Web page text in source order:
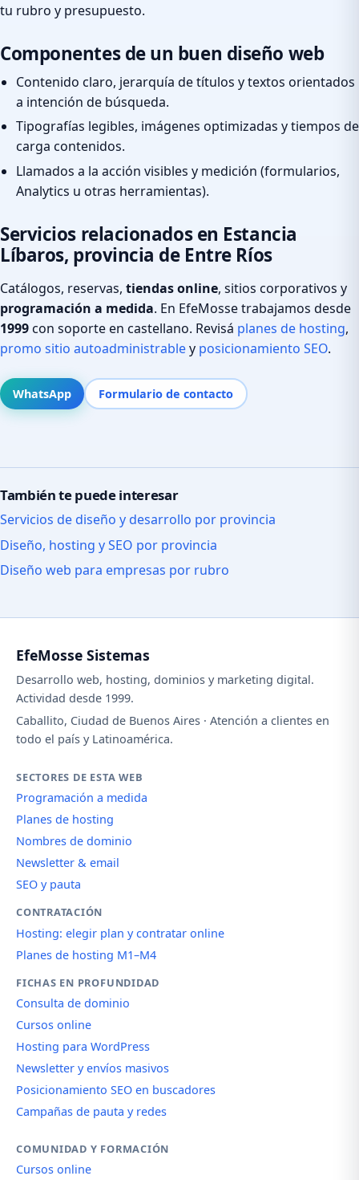
tu rubro y presupuesto.
Componentes de un buen diseño web
Contenido claro, jerarquía de títulos y textos orientados
a intención de búsqueda.
Tipografías legibles, imágenes optimizadas y tiempos de
carga contenidos.
Llamados a la acción visibles y medición (formularios,
Analytics u otras herramientas).
Servicios relacionados en Estancia
Líbaros, provincia de Entre Ríos
Catálogos, reservas, tiendas online, sitios corporativos y
programación a medida. En EfeMosse trabajamos desde
1999con soporte en castellano. Revisá planes de hosting,
promo sitio autoadministrabley posicionamiento SEO.
WhatsApp Formulario de contacto
También te puede interesar
Servicios de diseño y desarrollo por provincia
Diseño, hosting y SEO por provincia
Diseño web para empresas por rubro
EfeMosse Sistemas
Desarrollo web, hosting, dominios y marketing digital.
Actividad desde 1999.
Caballito, Ciudad de Buenos Aires · Atención a clientes en
todo el país y Latinoamérica.
SECTORES DE ESTA WEB
Programación a medida
Planes de hosting
Nombres de dominio
Newsletter & email
SEO y pauta
CONTRATACIÓN
Hosting: elegir plan y contratar online
Planes de hosting M1–M4
FICHAS EN PROFUNDIDAD
Consulta de dominio
Cursos online
Hosting para WordPress
Newsletter y envíos masivos
Posicionamiento SEO en buscadores
Campañas de pauta y redes
COMUNIDAD Y FORMACIÓN
Cursos online